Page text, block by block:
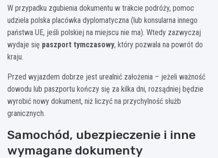
W przypadku zgubienia dokumentu w trakcie podróży, pomoc
udziela polska placówka dyplomatyczna (lub konsularna innego
państwa UE, jeśli polskiej na miejscu nie ma). Wtedy zazwyczaj
wydaje się paszport tymczasowy, który pozwala na powrót do
kraju.
Przed wyjazdem dobrze jest urealnić założenia – jeżeli ważność
dowodu lub paszportu kończy się za kilka dni, rozsądniej będzie
wyrobić nowy dokument, niż liczyć na przychylność służb
granicznych.
Samochód, ubezpieczenie i inne
wymagane dokumenty